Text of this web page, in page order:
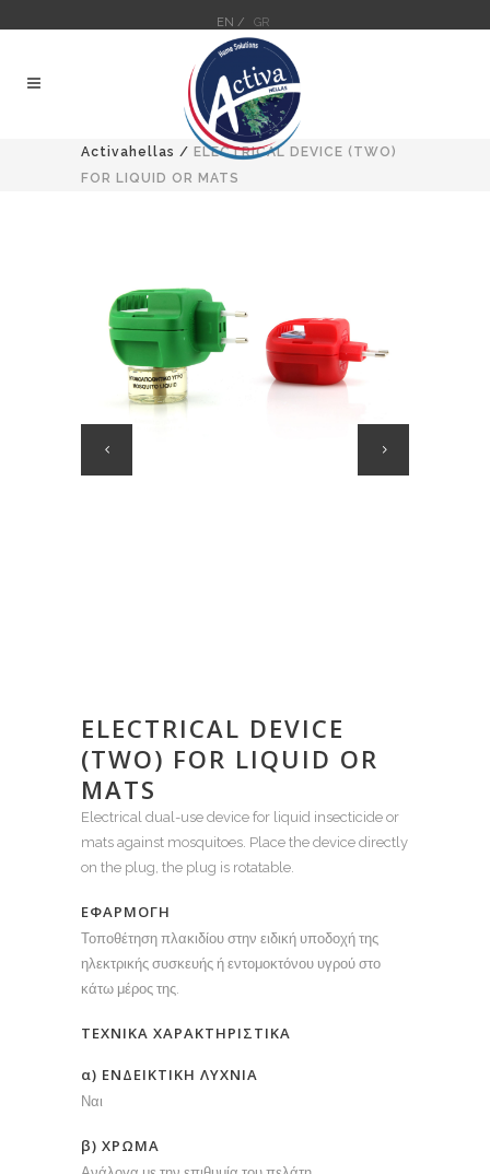
EN / GR
Activahellas / ELECTRICAL DEVICE (TWO)
FOR LIQUID OR MATS
ELECTRICAL DEVICE
(TWO) FOR LIQUID OR
MATS
Electrical dual-use device for liquid insecticide or
mats against mosquitoes. Place the device directly
on the plug, the plug is rotatable.
ΕΦΑΡΜΟΓΗ
Τοποθέτηση πλακιδίου στην ειδική υποδοχή της
ηλεκτρικής συσκευής ή εντομοκτόνου υγρού στο
κάτω μέρος της.
ΤΕΧΝΙΚΑ ΧΑΡΑΚΤΗΡΙΣΤΙΚΑ
α) ΕΝΔΕΙΚΤΙΚΗ ΛΥΧΝΙΑ
Ναι
β) ΧΡΩΜΑ